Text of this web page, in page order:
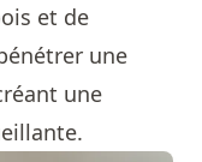
et de
une
une